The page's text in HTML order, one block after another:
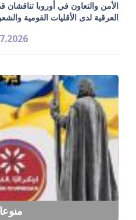
الأمن والتعاون في أوروبا تناقشان
العرقية لدى الأقليات القومية